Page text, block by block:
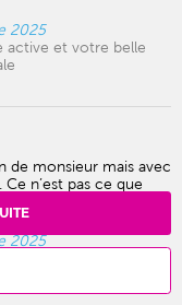
2025
active et votre belle
de monsieur mais avec
n’est pas ce que
2025